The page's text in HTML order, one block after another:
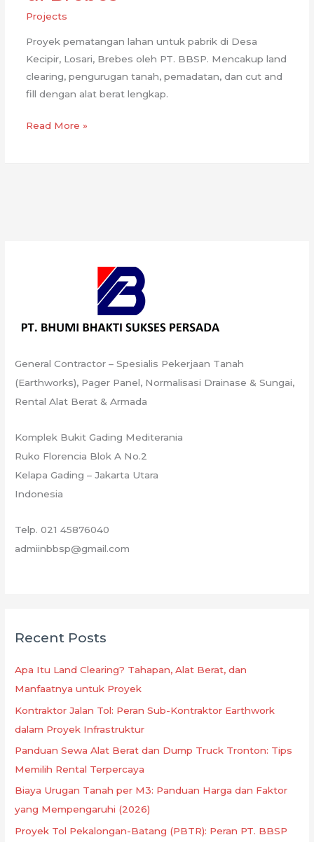
Projects
Proyek pematangan lahan untuk pabrik di Desa
Kecipir, Losari, Brebes oleh PT. BBSP. Mencakup land
clearing, pengurugan tanah, pemadatan, dan cut and
fill dengan alat berat lengkap.
Pematangan
Read More »
General Contractor – Spesialis Pekerjaan Tanah
(Earthworks), Pager Panel, Normalisasi Drainase & Sungai,
Rental Alat Berat & Armada
Komplek Bukit Gading Mediterania
Ruko Florencia Blok A No.2
Kelapa Gading – Jakarta Utara
Indonesia
Telp. 021 45876040
admiinbbsp@gmail.com
Recent Posts
Apa Itu Land Clearing? Tahapan, Alat Berat, dan
Manfaatnya untuk Proyek
Kontraktor Jalan Tol: Peran Sub-Kontraktor Earthwork
dalam Proyek Infrastruktur
Panduan Sewa Alat Berat dan Dump Truck Tronton: Tips
Memilih Rental Terpercaya
Biaya Urugan Tanah per M3: Panduan Harga dan Faktor
yang Mempengaruhi (2026)
Proyek Tol Pekalongan-Batang (PBTR): Peran PT. BBSP